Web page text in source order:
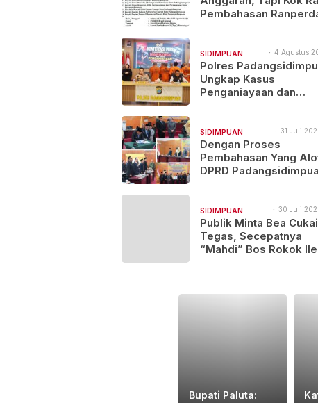
Pembahasan
SIDIMPUAN
NAJEGES
4 Agustus
11:38
Polres
Ungkap Kasus
Penganiayaan dan
SIDIMPUAN
NAJEGES
31 Juli
17:17
Dengan Proses
Pembahasan Yang
DPRD
APBD 2025
SIDIMPUAN
NAJEGES
30 Juli
12:00
Publik Minta Bea Cukai
Tegas, Secepatnya
“Mahdi” Bos Rokok
Bupati Paluta: